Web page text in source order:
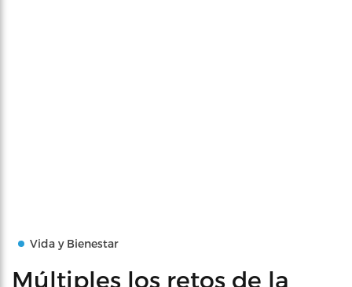
Vida y Bienestar
Múltiples los retos de la